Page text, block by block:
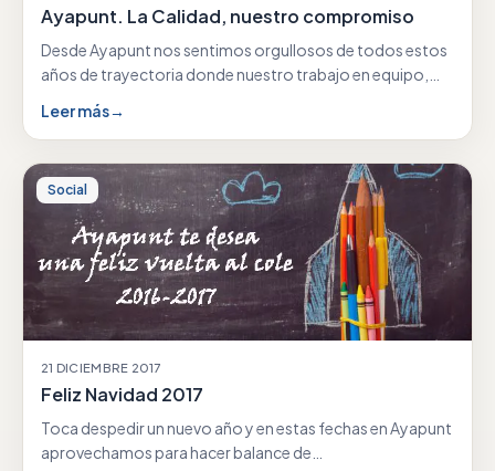
Ayapunt. La Calidad, nuestro compromiso
Desde Ayapunt nos sentimos orgullosos de todos estos
años de trayectoria donde nuestro trabajo en equipo,
Leer más→
Social
21 DICIEMBRE 2017
Feliz Navidad 2017
Toca despedir un nuevo año y en estas fechas en Ayapunt
aprovechamos para hacer balance de…